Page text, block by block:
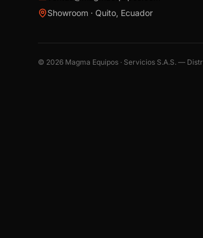
Showroom · Quito, Ecuador
© 2026 Magma Equipos · Servicios S.A.S. —